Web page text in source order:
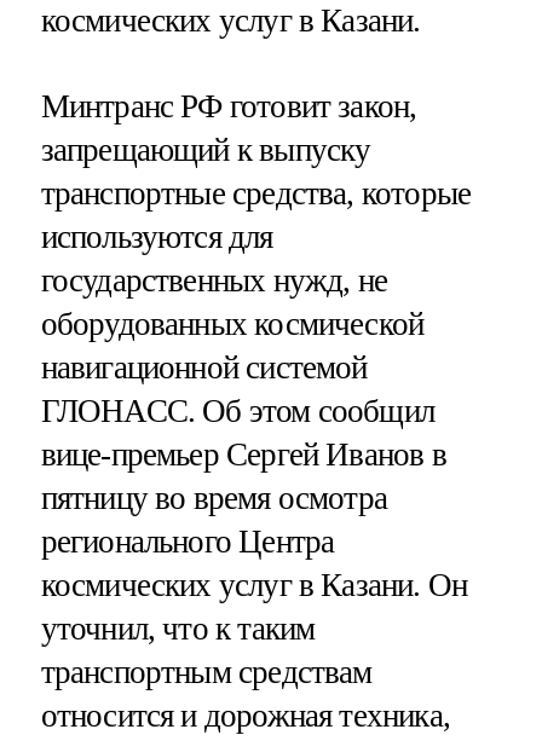
космических услуг в Казани.
Минтранс РФ готовит закон,
запрещающий к выпуску
транспортные средства, которые
используются для
государственных нужд, не
оборудованных космической
навигационной системой
ГЛОНАСС. Об этом сообщил
вице-премьер Сергей Иванов в
пятницу во время осмотра
регионального Центра
космических услуг в Казани. Он
уточнил, что к таким
транспортным средствам
относится и дорожная техника,